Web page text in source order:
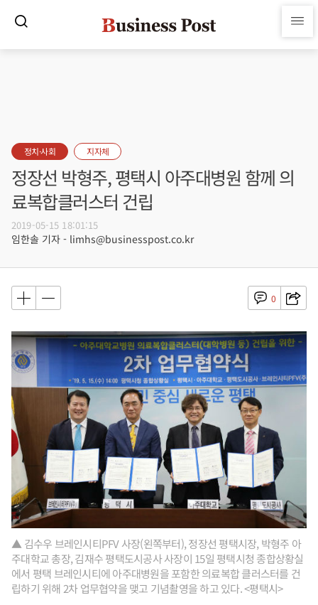
정치·사회 지자체
정장선 박형주, 평택시 아주대병원 함께 의
료복합클러스터 건립
2019-05-15 18:01:15
임한솔 기자 - limhs@businesspost.co.kr
0
▲ 김수우 브레인시티PFV 사장(왼쪽부터), 정장선 평택시장, 박형주 아
주대학교 총장, 김재수 평택도시공사 사장이 15일 평택시청 종합상황실
에서 평택 브레인시티에 아주대병원을 포함한 의료복합 클러스터를 건
립하기 위해 2차 업무협약을 맺고 기념촬영을 하고 있다. <평택시>